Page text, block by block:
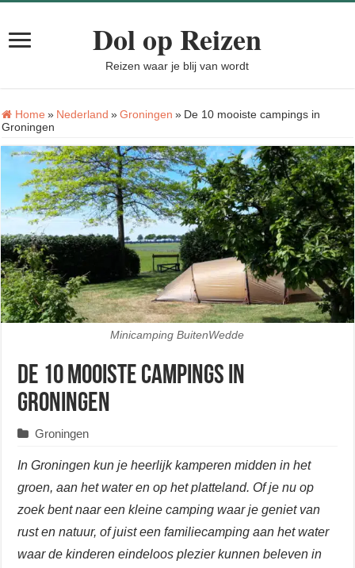
Dol op Reizen
Reizen waar je blij van wordt
Home » Nederland » Groningen » De 10 mooiste campings in
Groningen
Minicamping BuitenWedde
De 10 mooiste campings in
Groningen
Groningen
In Groningen kun je heerlijk kamperen midden in het
groen, aan het water en op het platteland. Of je nu op
zoek bent naar een kleine camping waar je geniet van
rust en natuur, of juist een familiecamping aan het water
waar de kinderen eindeloos plezier kunnen beleven in